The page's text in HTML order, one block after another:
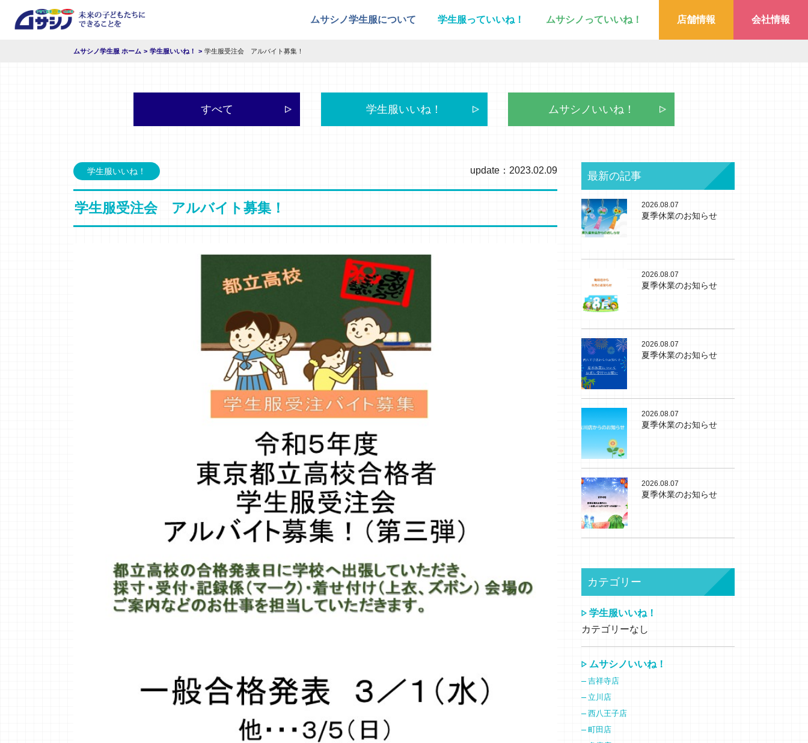
ムサシノ学生服について 学生服っていいね！ ムサシノっていいね！ 店舗情報 会社情報
ムサシノ学生服 ホーム 学生服いいね！ 学生服受注会 アルバイト募集！
すべて 学生服いいね！ ムサシノいいね！
学生服いいね！ update：2023.02.09
学生服受注会 アルバイト募集！
最新の記事
2026.08.07
夏季休業のお知らせ
2026.08.07
夏季休業のお知らせ
2026.08.07
夏季休業のお知らせ
2026.08.07
夏季休業のお知らせ
2026.08.07
夏季休業のお知らせ
カテゴリー
学生服いいね！
カテゴリーなし
ムサシノいいね！
吉祥寺店
立川店
西八王子店
町田店